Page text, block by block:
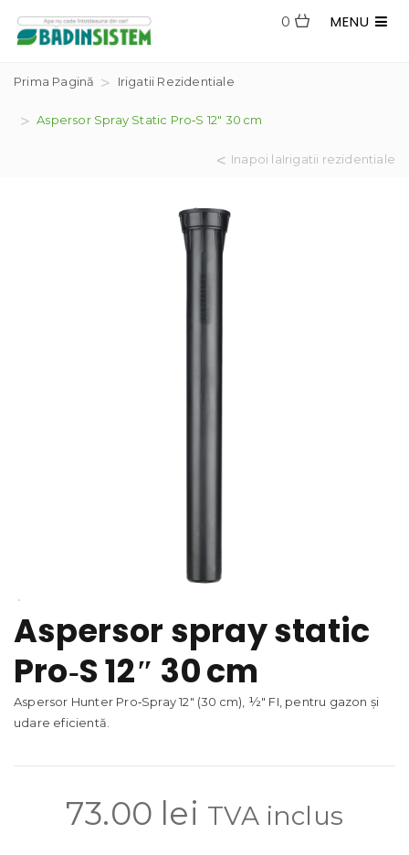
MENU
0
Prima Pagină Irigatii Rezidentiale
Aspersor Spray Static Pro‑S 12″ 30 Cm
Inapoi laIrigatii rezidentiale
Aspersor spray static
Pro‑S 12″ 30 cm
Aspersor Hunter Pro‑Spray 12″ (30 cm), ½″ FI, pentru gazon și
udare eficientă.
73.00 lei TVA inclus